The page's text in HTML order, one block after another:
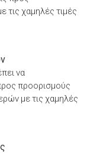
τις χαμηλές τιμές
να
προορισμούς
με τις χαμηλές